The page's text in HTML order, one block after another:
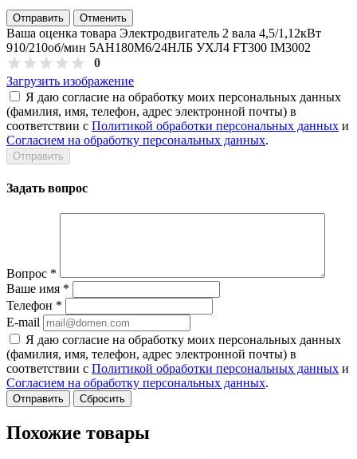
Отправить Отменить
Ваша оценка товара Электродвигатель 2 вала 4,5/1,12кВт
910/210об/мин 5АН180М6/24НЛБ УХЛ4 FT300 IM3002
0
Загрузить изображение
Я даю согласие на обработку моих персональных данных
(фамилия, имя, телефон, адрес электронной почты) в
соответствии с Политикой обработки персональных данных и
Согласием на обработку персональных данных.
Задать вопрос
Вопрос *
Ваше имя *
Телефон *
E-mail
Я даю согласие на обработку моих персональных данных
(фамилия, имя, телефон, адрес электронной почты) в
соответствии с Политикой обработки персональных данных и
Согласием на обработку персональных данных.
Сбросить
Похожие товары